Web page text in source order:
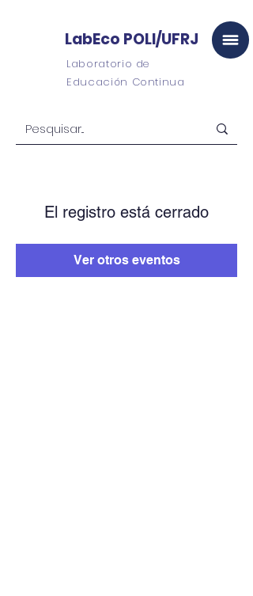
LabEco POLI/UFRJ
Laboratorio de
Educación Continua
El registro está cerrado
Ver otros eventos